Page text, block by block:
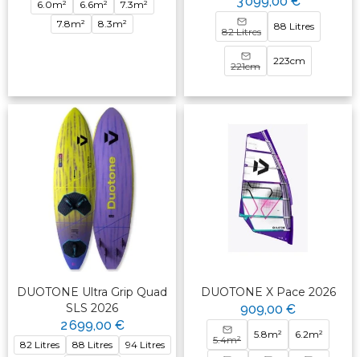
6.0m² 6.6m²
7.3m²
7.8m²
8.3m²
82 Litres 88 Litres
221cm 223cm
DUOTONE Ultra Grip Quad
SLS 2026
2 699,00 €
82 Litres 88 Litres
94 Litres
DUOTONE X Pace 2026
909,00 €
5.4m² 5.8m² 6.2m²